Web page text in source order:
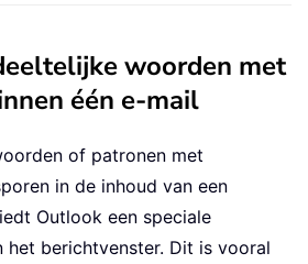
woorden met
één e-mail
of patronen met
in de inhoud van een
Outlook een speciale
berichtvenster. Dit is vooral